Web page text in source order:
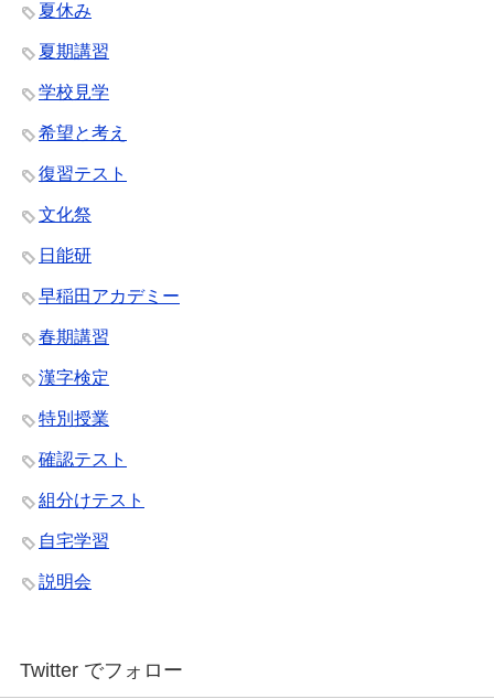
夏休み
夏期講習
学校見学
希望と考え
復習テスト
文化祭
日能研
早稲田アカデミー
春期講習
漢字検定
特別授業
確認テスト
組分けテスト
自宅学習
説明会
Twitter でフォロー